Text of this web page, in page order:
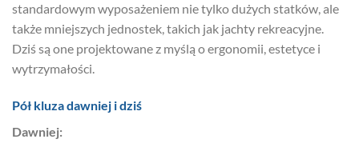
standardowym wyposażeniem nie tylko dużych statków, ale
także mniejszych jednostek, takich jak jachty rekreacyjne.
Dziś są one projektowane z myślą o ergonomii, estetyce i
wytrzymałości.
Pół kluza dawniej i dziś
Dawniej: